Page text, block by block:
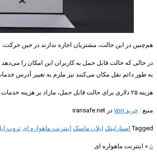
هم‌چنین در این حالت، مشتریان اجازه ندارند در حین حرکت،
در حالی که حالت قابل حمل به کاربران این امکان را
به طور دائم نقل مکان می‌کنند نیز ملزم به تغییر آدرس
هزینه ۲۵ دلاری برای حالت قابل حمل، مازاد بر هزینه خدمات ماهیانه بوده که اخیرا از ۹۹ دلار به ۱۱۰ دلار افزایش داشته است. مشتریان جدید هم‌چنین برای دریافت و نصب تجهیزات، باید هزینه‌ای ۵۹۹ دلاری را پرداخت کنند.
منبع : خرید vpn در iransafe.net
Tagged استارلینک ایلان ماسک اینترنت ماهواره ای ثروت
⌂
» اینترنت ماهواره ای